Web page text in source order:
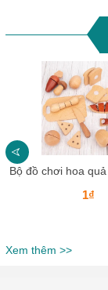
1₫
Xem thêm >>